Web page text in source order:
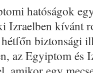
hatóságok
Izraelben kívánt
biztonsági
az Egyiptom és